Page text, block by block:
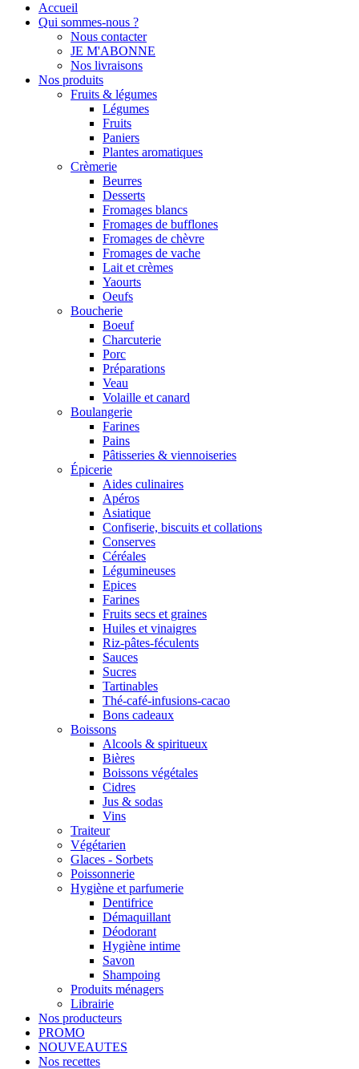
Accueil
Qui sommes-nous ?
Nous contacter
JE M'ABONNE
Nos livraisons
Nos produits
Fruits & légumes
Légumes
Fruits
Paniers
Plantes aromatiques
Crèmerie
Beurres
Desserts
Fromages blancs
Fromages de bufflones
Fromages de chèvre
Fromages de vache
Lait et crèmes
Yaourts
Oeufs
Boucherie
Boeuf
Charcuterie
Porc
Préparations
Veau
Volaille et canard
Boulangerie
Farines
Pains
Pâtisseries & viennoiseries
Épicerie
Aides culinaires
Apéros
Asiatique
Confiserie, biscuits et collations
Conserves
Céréales
Légumineuses
Epices
Farines
Fruits secs et graines
Huiles et vinaigres
Riz-pâtes-féculents
Sauces
Sucres
Tartinables
Thé-café-infusions-cacao
Bons cadeaux
Boissons
Alcools & spiritueux
Bières
Boissons végétales
Cidres
Jus & sodas
Vins
Traiteur
Végétarien
Glaces - Sorbets
Poissonnerie
Hygiène et parfumerie
Dentifrice
Démaquillant
Déodorant
Hygiène intime
Savon
Shampoing
Produits ménagers
Librairie
Nos producteurs
PROMO
NOUVEAUTES
Nos recettes